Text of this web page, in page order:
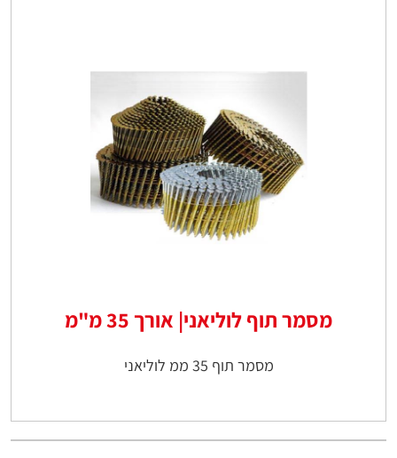
מסמר תוף לוליאני| אורך 35 מ"מ
מסמר תוף 35 ממ לוליאני